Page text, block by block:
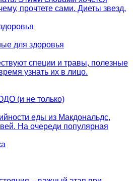
прочтете сами. Диеты звезд,
для здоровья
специи и травы, полезные
узнать их в лицо.
(и не только)
еды из Макдональдс,
На очереди популярная